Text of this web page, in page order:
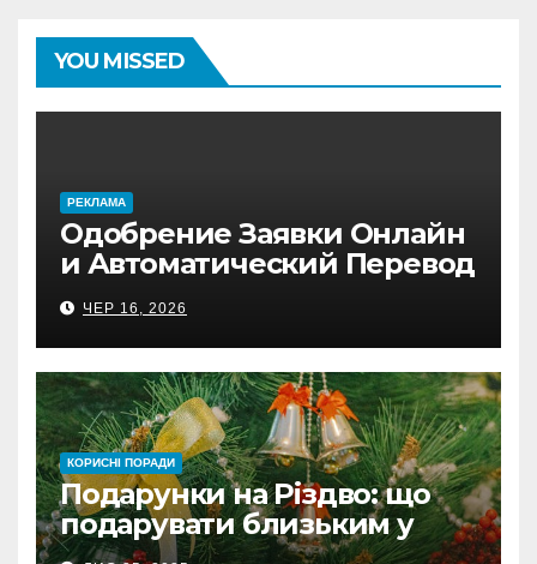
YOU MISSED
PЕКЛАМА
Одобрение Заявки Онлайн
и Автоматический Перевод
на Банковский Счёт.
Проверь
ЧЕР 16, 2026
КОРИСНІ ПОРАДИ
Подарунки на Різдво: що
подарувати близьким у
Польщі